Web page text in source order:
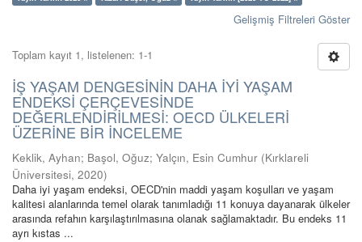
Gelişmiş Filtreleri Göster
Toplam kayıt 1, listelenen: 1-1
İŞ YAŞAM DENGESİNİN DAHA İYİ YAŞAM
ENDEKSİ ÇERÇEVESİNDE
DEĞERLENDİRİLMESİ: OECD ÜLKELERİ
ÜZERİNE BİR İNCELEME
Keklik, Ayhan; Başol, Oğuz; Yalçın, Esin Cumhur (Kırklareli
Üniversitesi, 2020)
Daha iyi yaşam endeksi, OECD'nin maddi yaşam koşulları ve yaşam
kalitesi alanlarında temel olarak tanımladığı 11 konuya dayanarak ülkeler
arasında refahın karşılaştırılmasına olanak sağlamaktadır. Bu endeks 11
ayrı kıstas ...